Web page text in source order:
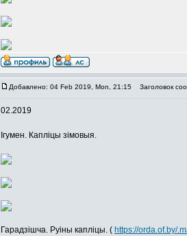
Добавлено: 04 Feb 2019, Mon, 21:15 Заголовок
02.2019
Ігумен. Капліцы зімовыя.
Гарадзішча. Руіны капліцы. ( https://orda.of.by/